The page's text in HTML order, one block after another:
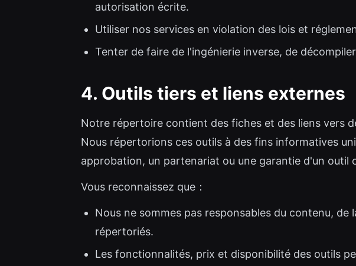
autorisation écrite.
Utiliser nos services en violation des lois et
Tenter de faire de l'ingénierie inverse, de
4. Outils tiers et liens externes
Notre répertoire contient des fiches et des liens vers
Nous répertorions ces outils à des fins informatives
approbation, un partenariat ou une garantie d'un outil
Vous reconnaissez que：
Nous ne sommes pas responsables du contenu,
répertoriés.
Les fonctionnalités, prix et disponibilité des outils